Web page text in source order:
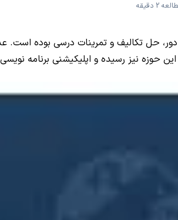
2 دقیقه
حل تکالیف و تمرینات درسی بوده
حوزه نیز رسیده و اپلیکیشنی برنامه